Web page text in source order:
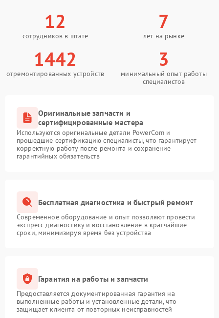
12
сотрудников в штате
7
лет на рынке
1442
отремонтированных устройств
3
минимальный опыт работы
специалистов
Оригинальные запчасти и
сертифицированные мастера
Используются оригинальные детали PowerCom и
прошедшие сертификацию специалисты, что гарантирует
корректную работу после ремонта и сохранение
гарантийных обязательств
Бесплатная диагностика и быстрый ремонт
Современное оборудование и опыт позволяют провести
экспресс-диагностику и восстановление в кратчайшие
сроки, минимизируя время без устройства
Гарантия на работы и запчасти
Предоставляется документированная гарантия на
выполненные работы и установленные детали, что
защищает клиента от повторных неисправностей